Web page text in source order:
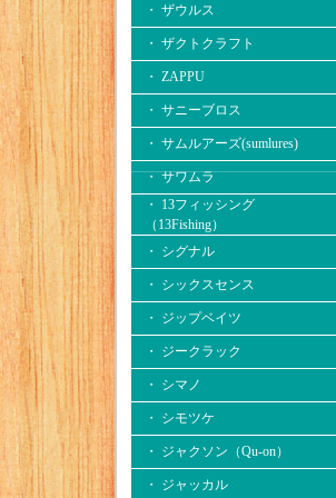
・ ザウルス
・ ザクトクラフト
・ ZAPPU
・ サニーブロス
・ サムルアーズ(sumlures)
・ サワムラ
・ 13フィッシング
（13Fishing）
・ シグナル
・ シックスセンス
・ ジップベイツ
・ ジークラック
・ シマノ
・ シモツケ
・ ジャクソン（Qu-on）
・ ジャッカル